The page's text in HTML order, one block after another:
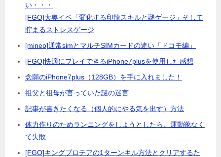
い・・・
[FGO]大奥イベ「変化する印龍スキルと謎ゲージ」そして
貯まるストレスゲージ
[mineo]通常simとマルチSIMカードの違い「ドコモ編」
[FGO]快適にプレイできるiPhone7plusを使用した感想
念願のiPhone7plus（128GB）を手に入れました！
祖父と祖母が言っていた謎の迷言
記事が書きたくなる（個人的にやる気を出す）方法
体力作りのためランニングをしようとしたら、運動靴なく
て失敗
[FGO]キングプロテアの1ターンキル方法とクリアするた